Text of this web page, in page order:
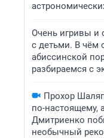
Очень игривы и
с детьми. В чём
абиссинской
разбираемся с
Прохор
по-настоящему,
Дмитриенко
необычный